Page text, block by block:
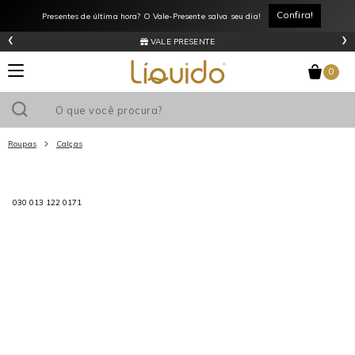
Presentes de última hora? O Vale-Presente salva seu dia! Confira!
VALE PRESENTE
‹ ›
0
Roupas Calças
030 013 122 0171